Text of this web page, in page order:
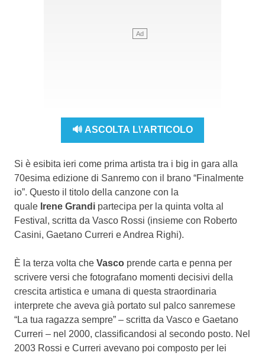
🔊 ASCOLTA L\'ARTICOLO
Si è esibita ieri come prima artista tra i big in gara alla
70esima edizione di Sanremo con il brano “Finalmente
io”. Questo il titolo della canzone con la
quale Irene Grandi partecipa per la quinta volta al
Festival, scritta da Vasco Rossi (insieme con Roberto
Casini, Gaetano Curreri e Andrea Righi).
È la terza volta che Vasco prende carta e penna per
scrivere versi che fotografano momenti decisivi della
crescita artistica e umana di questa straordinaria
interprete che aveva già portato sul palco sanremese
“La tua ragazza sempre” – scritta da Vasco e Gaetano
Curreri – nel 2000, classificandosi al secondo posto. Nel
2003 Rossi e Curreri avevano poi composto per lei